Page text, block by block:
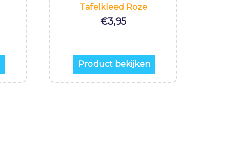
Tafelkleed Roze
€3,95
Product bekijken